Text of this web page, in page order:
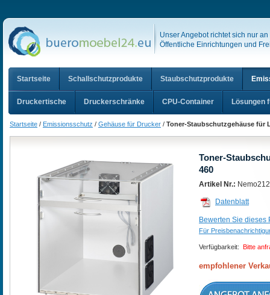
Unser Angebot richtet sich nur
Öffentliche Einrichtungen und
Startseite Schallschutzprodukte Staubschutzprodukte
Druckertische Druckerschränke CPU-Container Lösungen
Startseite / Emissionsschutz / Gehäuse für Drucker / Toner-Staubschutzgehäuse für
Toner-
460
Artikel Nr.:
Datenblatt
Bewerten Sie dieses
Für
Verfügbarkeit: Bitte
empfohlener